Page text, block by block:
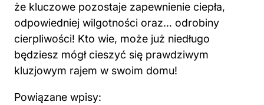
że kluczowe pozostaje zapewnienie ciepła,
odpowiedniej wilgotności oraz… odrobiny
cierpliwości! Kto wie, może już niedługo
będziesz mógł cieszyć się prawdziwym
kluzjowym rajem w swoim domu!
Powiązane wpisy: